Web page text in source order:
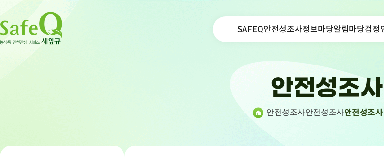
SAFEQ안전성조사정보마당알림마당검정
안전성조사
안전성조사안전성조사안전성조